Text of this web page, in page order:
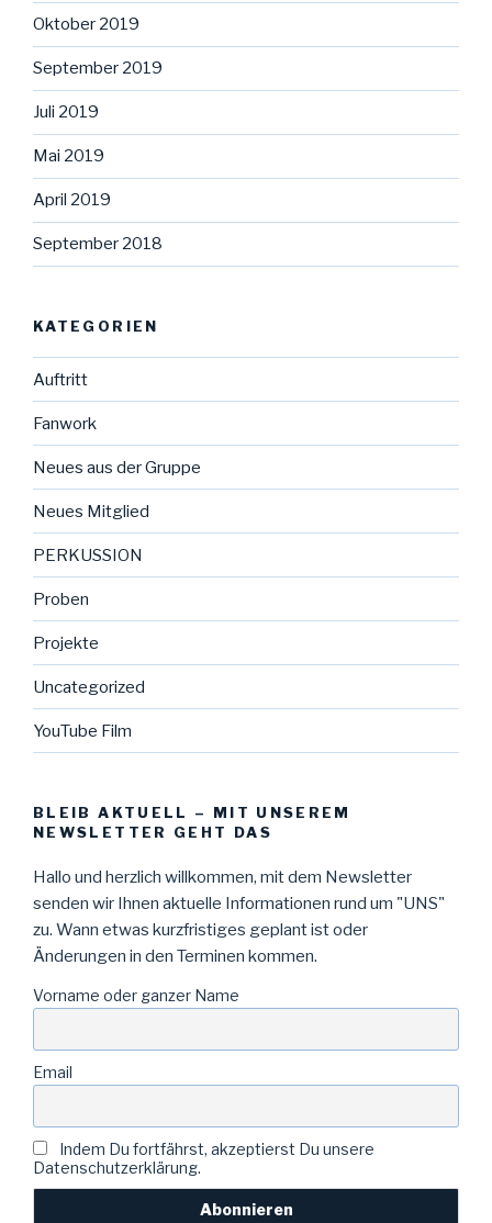
Oktober 2019
September 2019
Juli 2019
Mai 2019
April 2019
September 2018
KATEGORIEN
Auftritt
Fanwork
Neues aus der Gruppe
Neues Mitglied
PERKUSSION
Proben
Projekte
Uncategorized
YouTube Film
BLEIB AKTUELL – MIT UNSEREM
NEWSLETTER GEHT DAS
Hallo und herzlich willkommen, mit dem Newsletter
senden wir Ihnen aktuelle Informationen rund um "UNS"
zu. Wann etwas kurzfristiges geplant ist oder
Änderungen in den Terminen kommen.
Vorname oder ganzer Name
Email
Indem Du fortfährst, akzeptierst Du unsere
Datenschutzerklärung.